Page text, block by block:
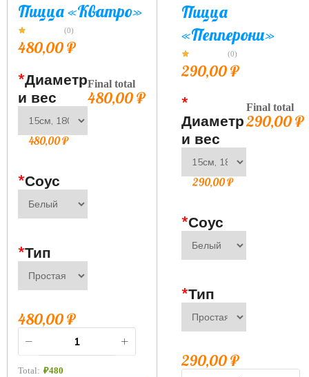
Пицца «Кватро»
(0)
480,00₽
*Диаметр
и вес
480,00₽
*Соус
*Тип
Final total
480,00₽
480,00₽
Total: ₽480
Пицца
«Пепперони»
(0)
290,00₽
*
Диаметр
и вес
290,00₽
*Соус
*Тип
Final total
290,00₽
290,00₽